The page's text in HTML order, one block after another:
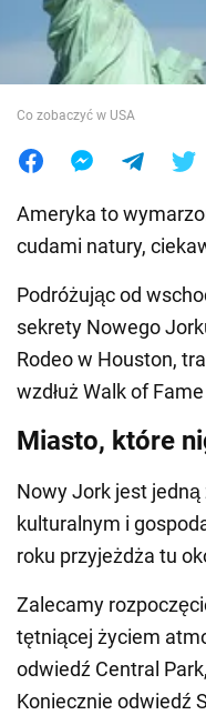
Świat
Jedzenie
Co zobaczyć w USA
Ameryka to
cudami natury,
Podróżując od
sekrety Nowego
Rodeo w Houston,
wzdłuż Walk of
Miasto, które
Nowy Jork jest
kulturalnym i
roku przyjeżdża tu
Zalecamy
tętniącej życiem
odwiedź Central
Koniecznie odwiedź